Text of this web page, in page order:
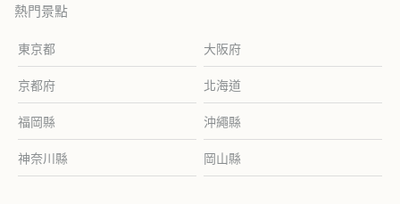
熱門景點
東京都 大阪府
京都府 北海道
福岡縣 沖繩縣
神奈川縣 岡山縣